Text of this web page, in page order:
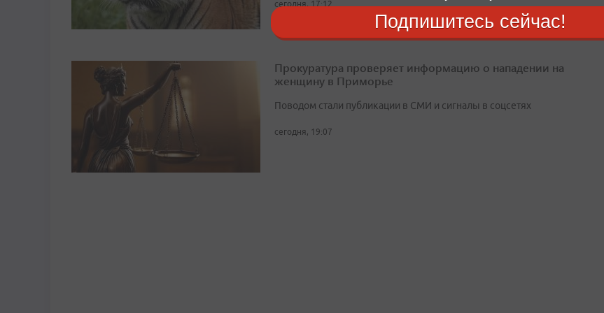
сегодня, 17:12
Прокуратура проверяет информацию о нападении на
женщину в Приморье
Поводом стали публикации в СМИ и сигналы в соцсетях
сегодня, 19:07
Подпишитесь сейчас!